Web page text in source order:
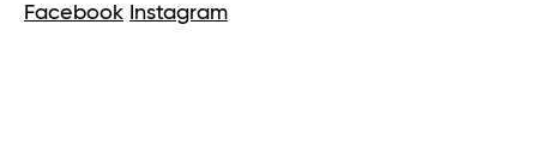
Facebook Instagram